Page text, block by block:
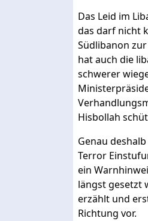
Das Leid im
das darf nicht
Südlibanon
hat auch die
schwerer
Hisbollah
Genau
Terror
ein
längst gesetzt
erzählt und
Richtung vor.